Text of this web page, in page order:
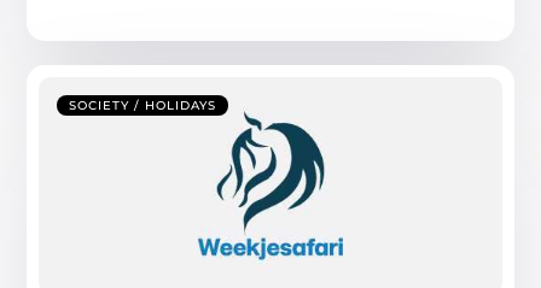
SOCIETY / HOLIDAYS